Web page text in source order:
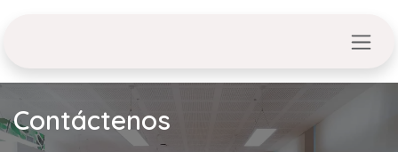
Contáctenos